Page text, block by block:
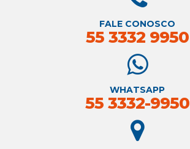
FALE CONOSCO
55 3332 9950
WHATSAPP
55 3332-9950